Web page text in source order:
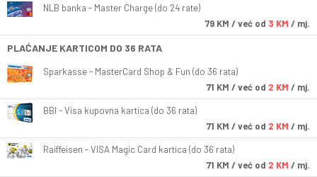
NLB banka - Master Charge (do 24 rate)
79 KM / već od 3 KM / mj.
PLAĆANJE KARTICOM DO 36 RATA
Sparkasse - MasterCard Shop & Fun (do 36 rata)
71 KM / već od 2 KM / mj.
BBI - Visa kupovna kartica (do 36 rata)
71 KM / već od 2 KM / mj.
Raiffeisen - VISA Magic Card kartica (do 36 rata)
71 KM / već od 2 KM / mj.